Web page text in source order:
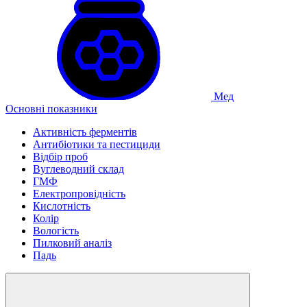
Мед
Основні показники
Активність ферментів
Антибіотики та пестициди
Відбір проб
Вуглеводний склад
ГМФ
Електропровідність
Кислотність
Колір
Вологість
Пилковий аналіз
Падь